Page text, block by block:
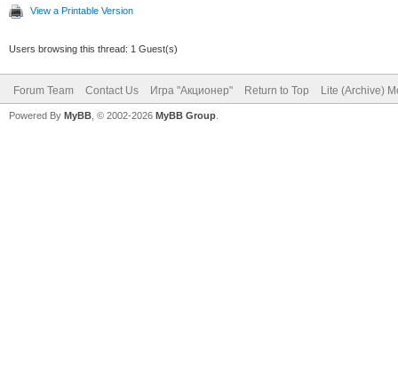
View a Printable Version
Users browsing this thread: 1 Guest(s)
Forum Team Contact Us Игра "Акционер" Return to Top Lite (Archive)
Powered By MyBB , © 2002-2026 MyBB Group